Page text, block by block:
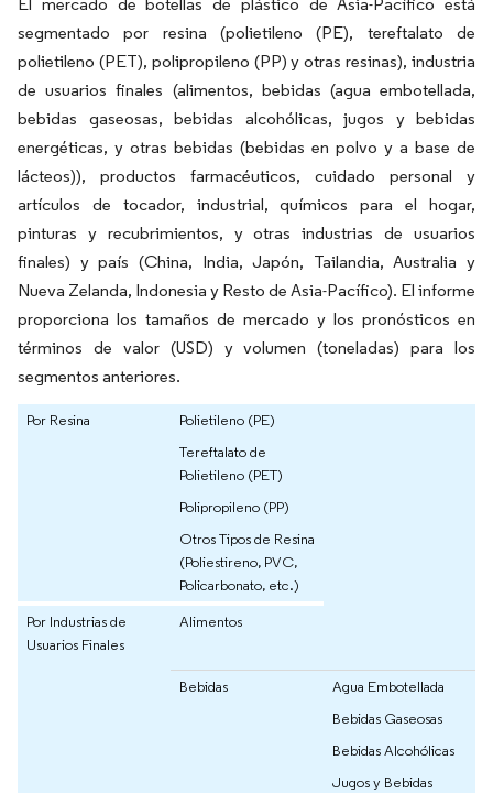
segmentado por resina (polietileno (PE), tereftalato de
polietileno (PET), polipropileno (PP) y otras resinas), industria
de usuarios finales (alimentos, bebidas (agua embotellada,
bebidas gaseosas, bebidas alcohólicas, jugos y bebidas
energéticas, y otras bebidas (bebidas en polvo y a base de
lácteos)), productos farmacéuticos, cuidado personal y
artículos de tocador, industrial, químicos para el hogar,
pinturas y recubrimientos, y otras industrias de usuarios
finales) y país (China, India, Japón, Tailandia, Australia y
Nueva Zelanda, Indonesia y Resto de Asia-Pacífico). El informe
proporciona los tamaños de mercado y los pronósticos en
términos de valor (USD) y volumen (toneladas) para los
segmentos anteriores.
Por Resina
Polietileno (PE)
Tereftalato de
Polietileno (PET)
Polipropileno (PP)
Otros Tipos de Resina
(Poliestireno, PVC,
Policarbonato, etc.)
Por Industrias de
Usuarios Finales
Alimentos
Bebidas
Agua Embotellada
Bebidas Gaseosas
Bebidas Alcohólicas
Jugos y Bebidas